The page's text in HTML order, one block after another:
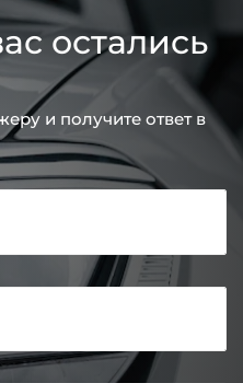
остались
и получите ответ в